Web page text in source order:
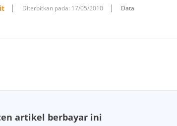
Diterbitkan pada: 17/05/2010 Data
artikel berbayar ini